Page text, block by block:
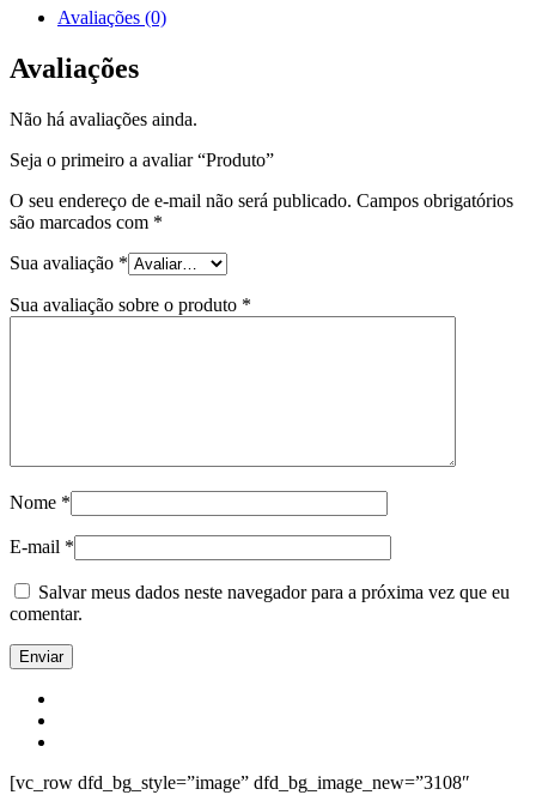
Avaliações (0)
Avaliações
Não há avaliações ainda.
Seja o primeiro a avaliar “Produto”
O seu endereço de e-mail não será publicado. Campos obrigatórios
são marcados com *
Sua avaliação *
Sua avaliação sobre o produto *
Nome *
E-mail *
Salvar meus dados neste navegador para a próxima vez que eu
comentar.
[vc_row dfd_bg_style=”image” dfd_bg_image_new=”3108″